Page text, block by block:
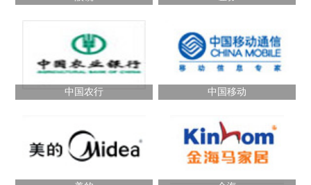
中国农行 中国移动